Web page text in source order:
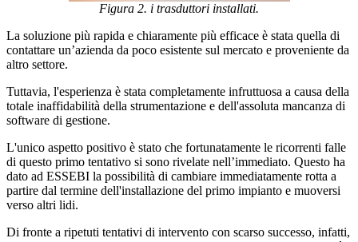
Figura 2. i trasduttori installati.
La soluzione più rapida e chiaramente più efficace è stata quella di
contattare un’azienda da poco esistente sul mercato e proveniente da
altro settore.
Tuttavia, l'esperienza è stata completamente infruttuosa a causa della
totale inaffidabilità della strumentazione e dell'assoluta mancanza di
software di gestione.
L'unico aspetto positivo è stato che fortunatamente le ricorrenti falle
di questo primo tentativo si sono rivelate nell’immediato. Questo ha
dato ad ESSEBI la possibilità di cambiare immediatamente rotta a
partire dal termine dell'installazione del primo impianto e muoversi
verso altri lidi.
Di fronte a ripetuti tentativi di intervento con scarso successo, infatti,